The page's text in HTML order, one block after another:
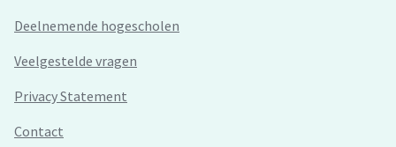
Deelnemende hogescholen
Veelgestelde vragen
Privacy Statement
Contact